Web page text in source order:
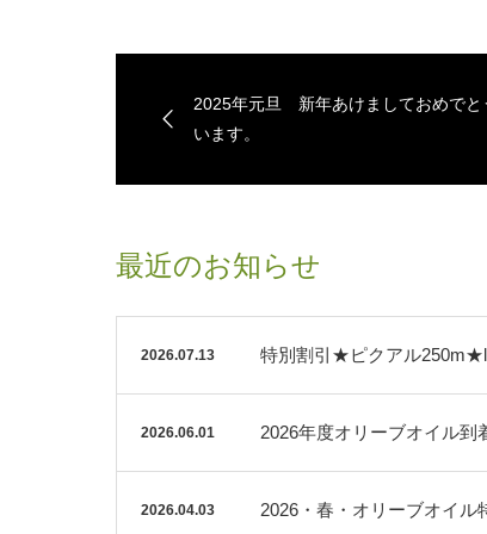
2025年元旦 新年あけましておめでと
います。
最近のお知らせ
2026.07.13 特別割引★ピクアル250m★l
2026.06.01 2026年度オリーブオイル到
2026.04.03 2026・春・オリーブオイル